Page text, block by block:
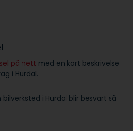
på nett med en kort beskrivelse
i Hurdal.
i Hurdal blir besvart så